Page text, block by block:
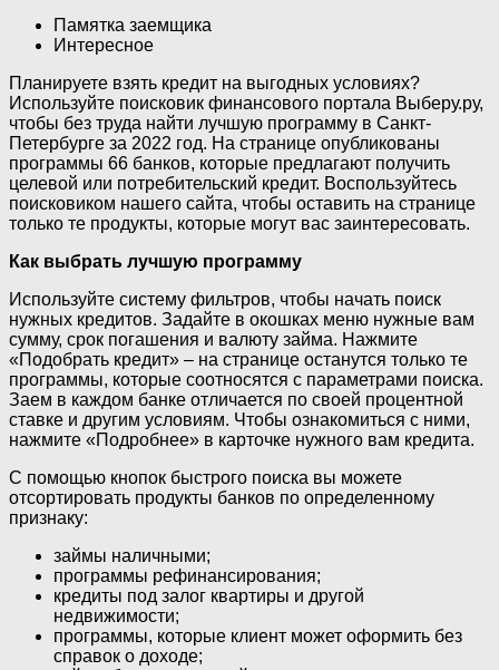
Памятка заемщика
Интересное
Планируете взять кредит на выгодных условиях?
Используйте поисковик финансового портала Выберу.ру,
чтобы без труда найти лучшую программу в Санкт-
Петербурге за 2022 год. На странице опубликованы
программы 66 банков, которые предлагают получить
целевой или потребительский кредит. Воспользуйтесь
поисковиком нашего сайта, чтобы оставить на странице
только те продукты, которые могут вас заинтересовать.
Как выбрать лучшую программу
Используйте систему фильтров, чтобы начать поиск
нужных кредитов. Задайте в окошках меню нужные вам
сумму, срок погашения и валюту займа. Нажмите
«Подобрать кредит» – на странице останутся только те
программы, которые соотносятся с параметрами поиска.
Заем в каждом банке отличается по своей процентной
ставке и другим условиям. Чтобы ознакомиться с ними,
нажмите «Подробнее» в карточке нужного вам кредита.
С помощью кнопок быстрого поиска вы можете
отсортировать продукты банков по определенному
признаку:
займы наличными;
программы рефинансирования;
кредиты под залог квартиры и другой
недвижимости;
программы, которые клиент может оформить без
справок о доходе;